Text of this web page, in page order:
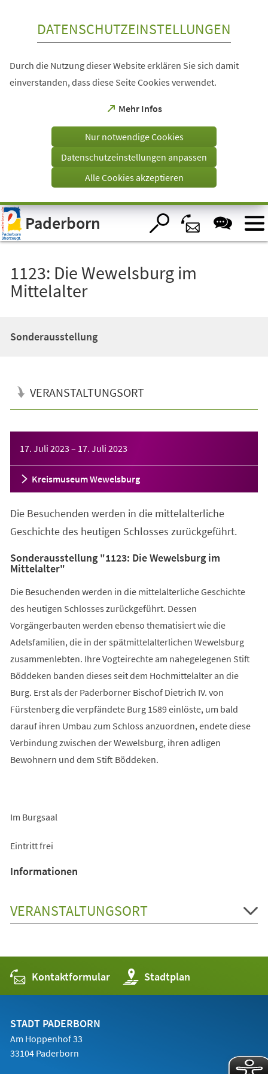
Visuelle
Assistenzsoftware
öffnen.
DATENSCHUTZEINSTELLUNGEN
Durch die Nutzung dieser Website erklären Sie sich damit
einverstanden, dass diese Seite Cookies verwendet.
Mehr Infos
(Öffnet
einem
Tab)
Nur notwendige Cookies
Datenschutzeinstellungen anpassen
Alle Cookies akzeptieren
Paderborn
1123: Die Wewelsburg im
Mittelalter
Sonderausstellung
VERANSTALTUNGSORT
17. Juli 2023 – 17. Juli 2023
Kreismuseum Wewelsburg
Die Besuchenden werden in die mittelalterliche
Geschichte des heutigen Schlosses zurückgeführt.
Sonderausstellung "1123: Die Wewelsburg im
Mittelalter"
Die Besuchenden werden in die mittelalterliche Geschichte
des heutigen Schlosses zurückgeführt. Dessen
Vorgängerbauten werden ebenso thematisiert wie die
Adelsfamilien, die in der spätmittelalterlichen Wewelsburg
zusammenlebten. Ihre Vogteirechte am nahegelegenen Stift
Böddeken banden dieses seit dem Hochmittelalter an die
Burg. Erst als der Paderborner Bischof Dietrich IV. von
Fürstenberg die verpfändete Burg 1589 einlöste, um bald
darauf ihren Umbau zum Schloss anzuordnen, endete diese
Verbindung zwischen der Wewelsburg, ihren adligen
Bewohnern und dem Stift Böddeken.
Im Burgsaal
Eintritt frei
Informationen
VERANSTALTUNGSORT
Kontaktformular Stadtplan
(Öffnet
in
einem
STADT PADERBORN
Am Hoppenhof 33
33104 Paderborn